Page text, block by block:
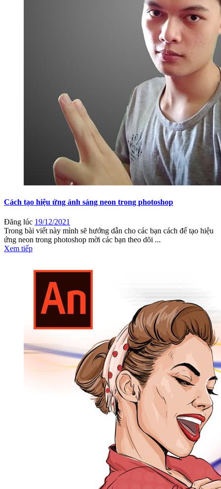
Cách tạo hiệu ứng ánh sáng neon trong photoshop
Đăng lúc 19/12/2021
Trong bài viết này mình sẽ hướng dẫn cho các bạn cách để tạo hiệu
ứng neon trong photoshop mời các bạn theo dõi ...
Xem tiếp